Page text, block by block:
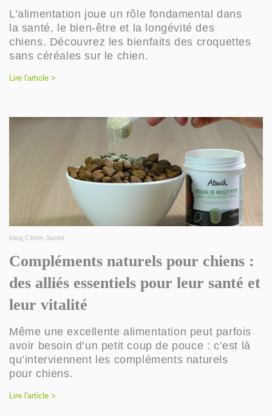
L’alimentation joue un rôle fondamental dans
la santé, le bien-être et la longévité des
chiens. Découvrez les bienfaits des croquettes
sans céréales sur le chien.
Lire l'article >
blog ,Chien Santé
Compléments naturels pour chiens :
des alliés essentiels pour leur santé et
leur vitalité
Même une excellente alimentation peut parfois
avoir besoin d’un petit coup de pouce : c’est là
qu’interviennent les compléments naturels
pour chiens.
Lire l'article >